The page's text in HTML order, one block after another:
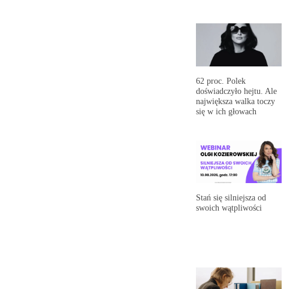
62 proc. Polek
doświadczyło hejtu. Ale
największa walka toczy
się w ich głowach
Stań się silniejsza od
swoich wątpliwości